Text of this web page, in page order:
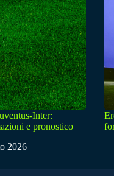
Inter:
e pronostico
2026